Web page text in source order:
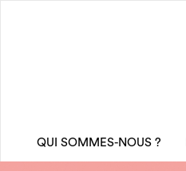
QUI SOMMES-NOUS ?